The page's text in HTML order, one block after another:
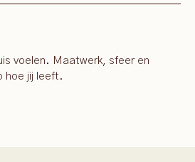
voelen. Maatwerk, sfeer en
hoe jij leeft.